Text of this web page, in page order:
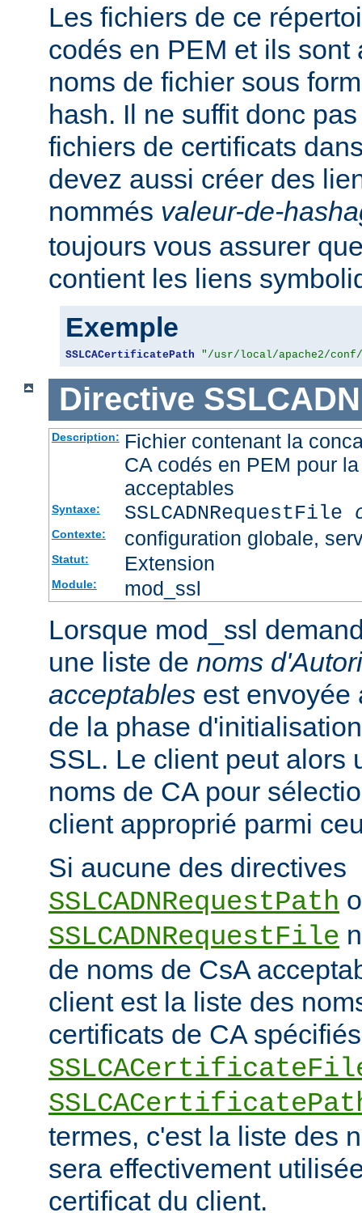
Les fichiers de ce
codés en PEM et ils sont
noms de fichier sous
hash. Il ne suffit donc
fichiers de certificats
devez aussi créer des
nommés valeur-de-
toujours vous assurer
contient les liens
Exemple
SSLCACertificatePath "/usr/local/apache2/
Directive
Description: Fichier contenant la
CA codés en PEM pour
acceptables
Syntaxe: SSLCADNRequestFile
Contexte: configuration globale,
Statut: Extension
Module: mod_ssl
Lorsque mod_ssl
une liste de noms
acceptables est envoyée
de la phase
SSL. Le client peut alors
noms de CA pour
client approprié parmi
Si aucune des directives
SSLCADNRequestPath
SSLCADNRequestFile
de noms de CsA
client est la liste des
certificats de CA
termes, c'est la liste des
sera effectivement
certificat du client.